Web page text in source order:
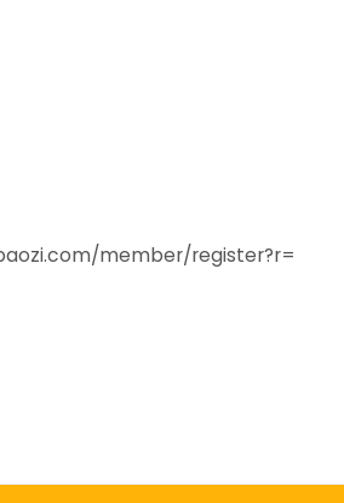
member/register?r=